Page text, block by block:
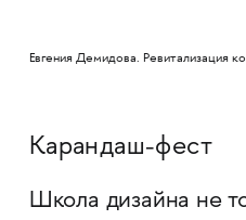
Евгения Демидова. Ревитализация
Карандаш-фест
Школа дизайна не